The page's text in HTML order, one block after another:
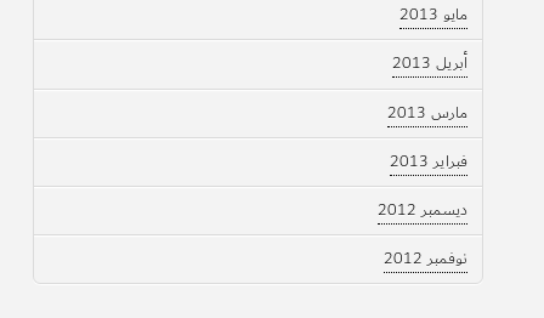
مايو 2013
أبريل 2013
مارس 2013
فبراير 2013
ديسمبر 2012
نوفمبر 2012